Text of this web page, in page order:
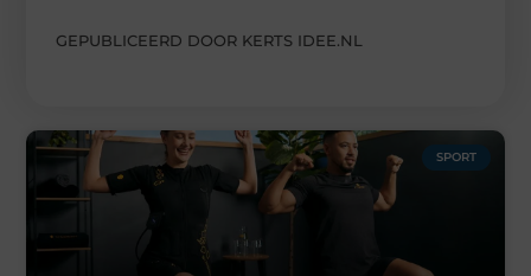
GEPUBLICEERD DOOR KERTS IDEE.NL
SPORT